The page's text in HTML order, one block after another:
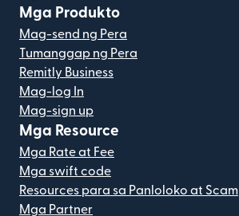
Mga Produkto
Mag-send ng Pera
Tumanggap ng Pera
Remitly Business
Mag-log In
Mag-sign up
Mga Resource
Mga Rate at Fee
Mga swift code
Resources para sa Panloloko at Scam
Mga Partner